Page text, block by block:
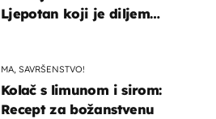
Ljepotan koji je diljem
MA, SAVRŠENSTVO!
Kolač s limunom i sirom:
Recept za božanstvenu